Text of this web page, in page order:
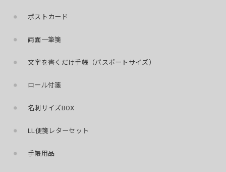
ポストカード
両面一筆箋
文字を書くだけ手帳（パスポートサイズ）
ロール付箋
名刺サイズBOX
LL便箋レターセット
手帳用品